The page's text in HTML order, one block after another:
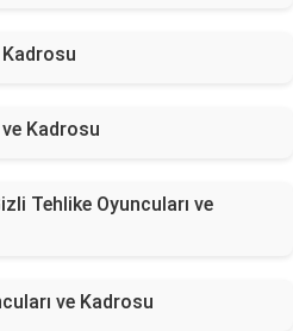
Kadrosu
ve Kadrosu
Tehlike Oyuncuları ve
ve Kadrosu